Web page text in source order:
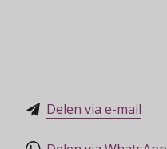
Delen via e-mail